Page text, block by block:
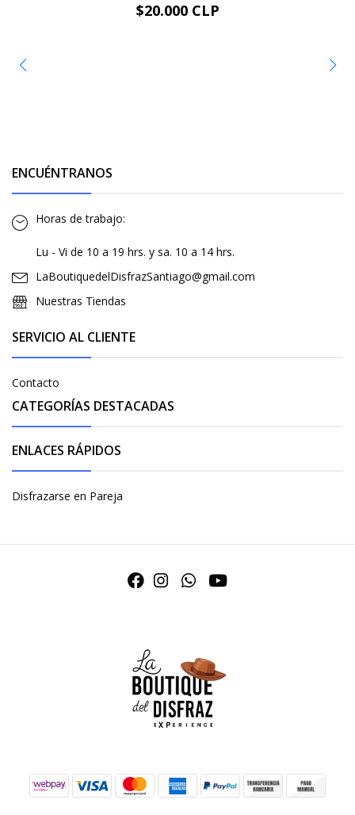
$20.000 CLP
ENCUÉNTRANOS
Horas de trabajo:
Lu - Vi de 10 a 19 hrs. y sa. 10 a 14 hrs.
LaBoutiquedelDisfrazSantiago@gmail.com
Nuestras Tiendas
SERVICIO AL CLIENTE
Contacto
CATEGORÍAS DESTACADAS
ENLACES RÁPIDOS
Disfrazarse en Pareja